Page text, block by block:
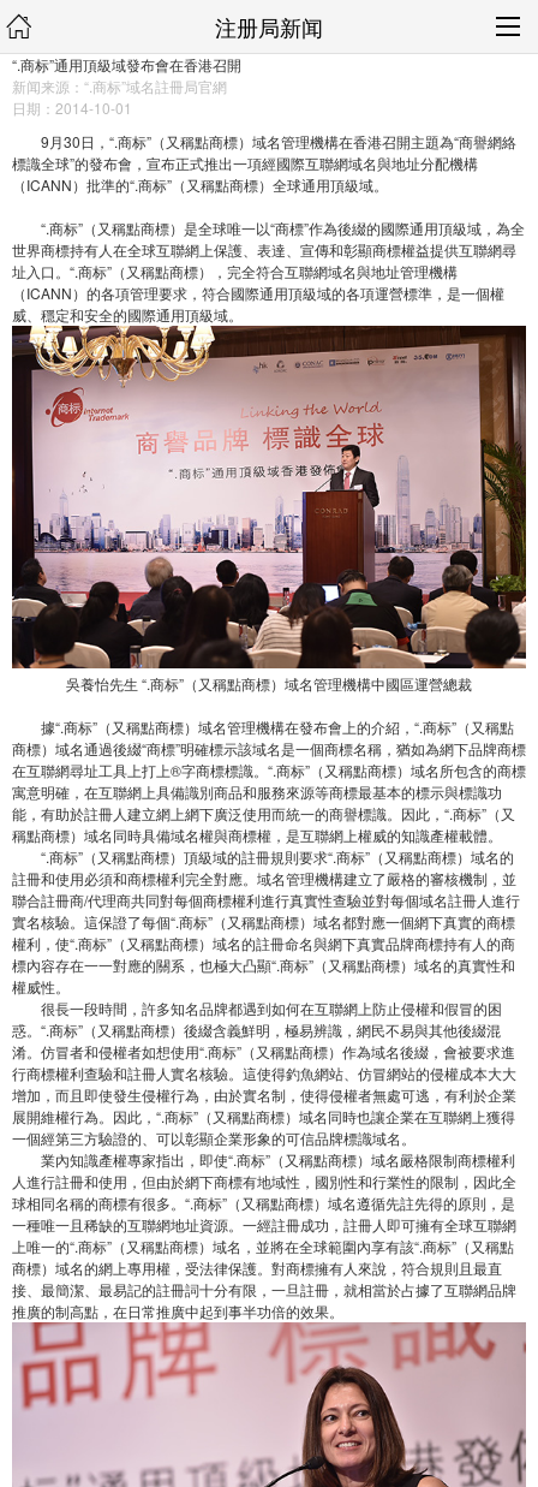
注册局新闻
“.商标”通用頂級域發布會在香港召開
新闻来源：“.商标”域名註冊局官網
日期：2014-10-01
9月30日，“.商标”（又稱點商標）域名管理機構在香港召開主題為“商譽網絡
標識全球”的發布會，宣布正式推出一項經國際互聯網域名與地址分配機構
（ICANN）批準的“.商标”（又稱點商標）全球通用頂級域。
“.商标”（又稱點商標）是全球唯一以“商標”作為後綴的國際通用頂級域，為全
世界商標持有人在全球互聯網上保護、表達、宣傳和彰顯商標權益提供互聯網尋
址入口。“.商标”（又稱點商標），完全符合互聯網域名與地址管理機構
（ICANN）的各項管理要求，符合國際通用頂級域的各項運營標準，是一個權
威、穩定和安全的國際通用頂級域。
吳養怡先生 “.商标”（又稱點商標）域名管理機構中國區運營總裁
據“.商标”（又稱點商標）域名管理機構在發布會上的介紹，“.商标”（又稱點
商標）域名通過後綴“商標”明確標示該域名是一個商標名稱，猶如為網下品牌商標
在互聯網尋址工具上打上®字商標標識。“.商标”（又稱點商標）域名所包含的商標
寓意明確，在互聯網上具備識別商品和服務來源等商標最基本的標示與標識功
能，有助於註冊人建立網上網下廣泛使用而統一的商譽標識。因此，“.商标”（又
稱點商標）域名同時具備域名權與商標權，是互聯網上權威的知識產權載體。
“.商标”（又稱點商標）頂級域的註冊規則要求“.商标”（又稱點商標）域名的
註冊和使用必須和商標權利完全對應。域名管理機構建立了嚴格的審核機制，並
聯合註冊商/代理商共同對每個商標權利進行真實性查驗並對每個域名註冊人進行
實名核驗。這保證了每個“.商标”（又稱點商標）域名都對應一個網下真實的商標
權利，使“.商标”（又稱點商標）域名的註冊命名與網下真實品牌商標持有人的商
標內容存在一一對應的關系，也極大凸顯“.商标”（又稱點商標）域名的真實性和
權威性。
很長一段時間，許多知名品牌都遇到如何在互聯網上防止侵權和假冒的困
惑。“.商标”（又稱點商標）後綴含義鮮明，極易辨識，網民不易與其他後綴混
淆。仿冒者和侵權者如想使用“.商标”（又稱點商標）作為域名後綴，會被要求進
行商標權利查驗和註冊人實名核驗。這使得釣魚網站、仿冒網站的侵權成本大大
增加，而且即使發生侵權行為，由於實名制，使得侵權者無處可逃，有利於企業
展開維權行為。因此，“.商标”（又稱點商標）域名同時也讓企業在互聯網上獲得
一個經第三方驗證的、可以彰顯企業形象的可信品牌標識域名。
業內知識產權專家指出，即使“.商标”（又稱點商標）域名嚴格限制商標權利
人進行註冊和使用，但由於網下商標有地域性，國別性和行業性的限制，因此全
球相同名稱的商標有很多。“.商标”（又稱點商標）域名遵循先註先得的原則，是
一種唯一且稀缺的互聯網地址資源。一經註冊成功，註冊人即可擁有全球互聯網
上唯一的“.商标”（又稱點商標）域名，並將在全球範圍內享有該“.商标”（又稱點
商標）域名的網上專用權，受法律保護。對商標擁有人來說，符合規則且最直
接、最簡潔、最易記的註冊詞十分有限，一旦註冊，就相當於占據了互聯網品牌
推廣的制高點，在日常推廣中起到事半功倍的效果。